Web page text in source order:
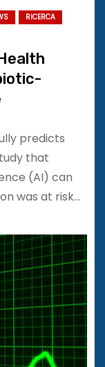
RICERCA
predicts
that
(AI) can
was at risk…